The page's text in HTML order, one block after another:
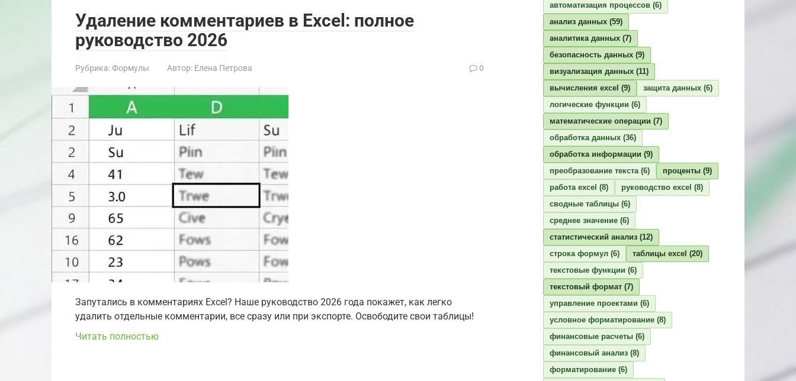
Удаление комментариев в Excel: полное
руководство 2026
Рубрика:Формулы Автор: Елена Петрова 0
Запутались в комментариях Excel? Наше руководство 2026 года покажет, как легко
удалить отдельные комментарии, все сразу или при экспорте. Освободите свои таблицы!
Читать полностью
автоматизация процессов (6)
анализ данных (59)
аналитика данных (7)
безопасность данных (9)
визуализация данных (11)
вычисления excel (9) защита данных (6)
логические функции (6)
математические операции (7)
обработка данных (36)
обработка информации (9)
преобразование текста(6) проценты (9)
работа excel (8) руководство excel (8)
сводные таблицы (6)
среднее значение (6)
статистический анализ (12)
строка формул (6) таблицы excel (20)
текстовые функции (6)
текстовый формат (7)
управление проектами (6)
условное форматирование (8)
финансовые расчеты (6)
финансовый анализ (8)
форматирование (6)